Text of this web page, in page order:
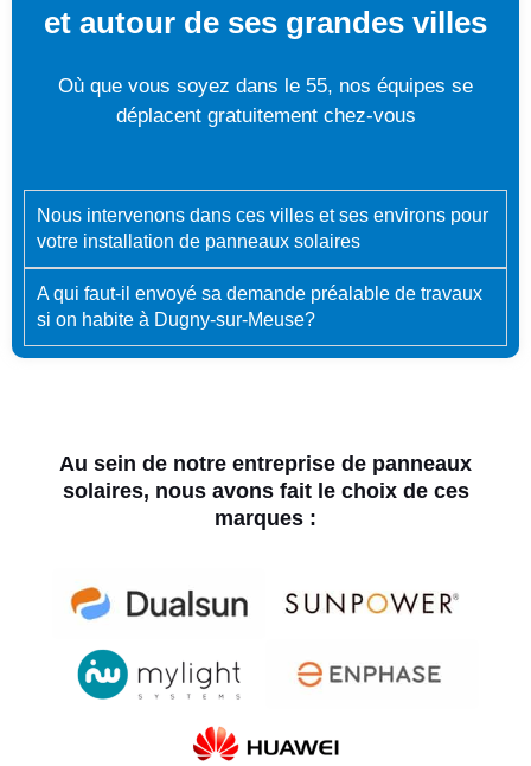
et autour de ses grandes villes
Où que vous soyez dans le 55, nos équipes se
déplacent gratuitement chez-vous
Nous intervenons dans ces villes et ses environs pour
votre installation de panneaux solaires
A qui faut-il envoyé sa demande préalable de travaux
si on habite à Dugny-sur-Meuse?
Au sein de notre entreprise de panneaux
solaires, nous avons fait le choix de ces
marques :